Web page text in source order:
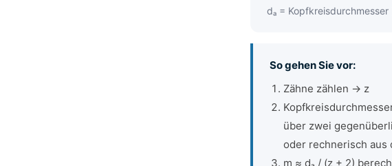
dₐ =
So gehen Sie vor:
Zähne zählen → z
über zwei
oder rechnerisch aus
m ≈ dₐ / (z + 2)